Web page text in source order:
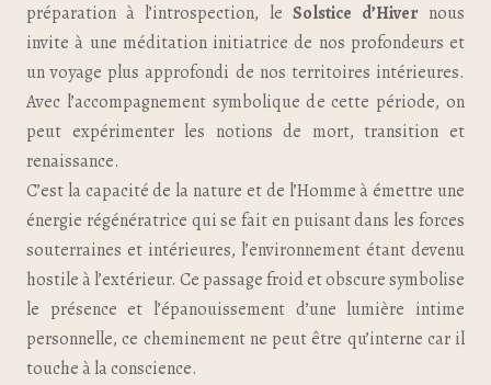
préparation à l’introspection, le Solstice d’Hivernous
invite à une méditation initiatrice de nos profondeurs et
un voyage plus approfondi de nos territoires intérieures.
Avec l’accompagnement symbolique de cette période, on
peut expérimenter les notions de mort, transition et
renaissance.
C’est la capacité de la nature et de l’Homme à émettre une
énergie régénératrice qui se fait en puisant dans les forces
souterraines et intérieures, l’environnement étant devenu
hostile à l’extérieur. Ce passage froid et obscure symbolise
le présence et l’épanouissement d’une lumière intime
personnelle, ce cheminement ne peut être qu’interne car il
touche à la conscience.